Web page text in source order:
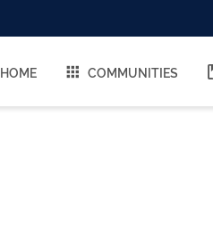
HOME COMMUNITIES